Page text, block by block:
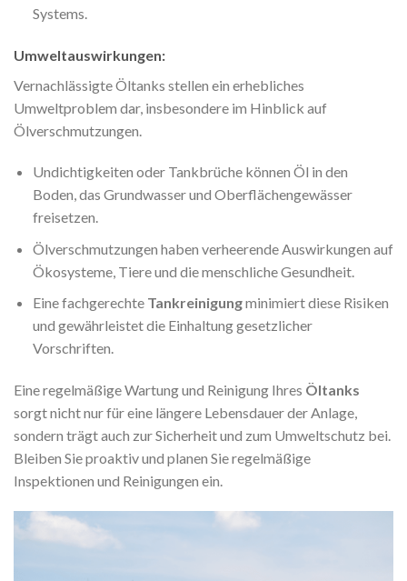
Systems.
Umweltauswirkungen:
Vernachlässigte Öltanks stellen ein erhebliches
Umweltproblem dar, insbesondere im Hinblick auf
Ölverschmutzungen.
Undichtigkeiten oder Tankbrüche können Öl in den
Boden, das Grundwasser und Oberflächengewässer
freisetzen.
Ölverschmutzungen haben verheerende Auswirkungen auf
Ökosysteme, Tiere und die menschliche Gesundheit.
Eine fachgerechte Tankreinigungminimiert diese Risiken
und gewährleistet die Einhaltung gesetzlicher
Vorschriften.
Eine regelmäßige Wartung und Reinigung Ihres Öltanks
sorgt nicht nur für eine längere Lebensdauer der Anlage,
sondern trägt auch zur Sicherheit und zum Umweltschutz bei.
Bleiben Sie proaktiv und planen Sie regelmäßige
Inspektionen und Reinigungen ein.